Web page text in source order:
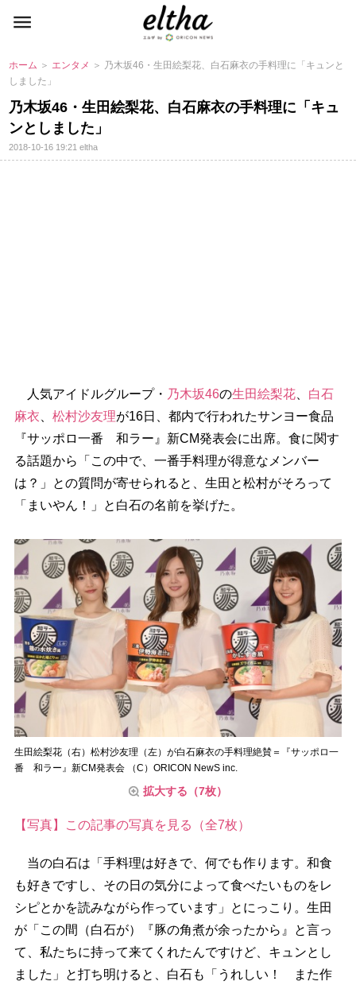
ホーム ＞ エンタメ ＞ 乃木坂46・生田絵梨花、白石麻衣の手料理に「キュンと
しました」
乃木坂46・生田絵梨花、白石麻衣の手料理に「キュ
ンとしました」
2018-10-16 19:21eltha
人気アイドルグループ・ 乃木坂46の生田絵梨花、 白石
麻衣
松村沙友理が16日、都内で行われたサンヨー食品
『サッポロ一番 和ラー』新CM発表会に出席。食に関す
る話題から「この中で、一番手料理が得意なメンバー
は？」との質問が寄せられると、生田と松村がそろって
「まいやん！」と白石の名前を挙げた。
生田絵梨花（右）松村沙友理（左）が白石麻衣の手料理絶賛＝『サッポロ一
番 和ラー』新CM発表会 （C）ORICON NewS inc.
拡大する（7枚）
【写真】この記事の写真を見る（全7枚）
当の白石は「手料理は好きで、何でも作ります。和食
も好きですし、その日の気分によって食べたいものをレ
シピとかを読みながら作っています」とにっこり。生田
が「この間（白石が）『豚の角煮が余ったから』と言っ
て、私たちに持って来てくれたんですけど、キュンとし
ました」と打ち明けると、白石も「うれしい！ また作